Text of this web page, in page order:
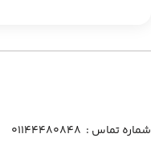
شماره تماس :‌ ۰۱۱۴۴۴۸۰۸۴۸